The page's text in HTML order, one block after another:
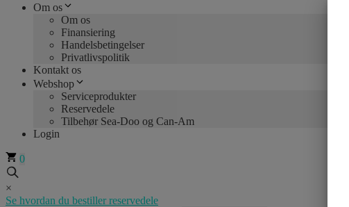
Om os
Om os
Finansiering
Handelsbetingelser
Privatlivspolitik
Kontakt os
Webshop
Serviceprodukter
Reservedele
Tilbehør Sea-Doo og Can-Am
Login
0
×
Se hvordan du bestiller reservedele